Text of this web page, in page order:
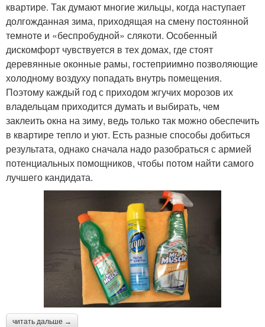
квартире. Так думают многие жильцы, когда наступает
долгожданная зима, приходящая на смену постоянной
темноте и «беспробудной» слякоти. Особенный
дискомфорт чувствуется в тех домах, где стоят
деревянные оконные рамы, гостеприимно позволяющие
холодному воздуху попадать внутрь помещения.
Поэтому каждый год с приходом жгучих морозов их
владельцам приходится думать и выбирать, чем
заклеить окна на зиму, ведь только так можно обеспечить
в квартире тепло и уют. Есть разные способы добиться
результата, однако сначала надо разобраться с армией
потенциальных помощников, чтобы потом найти самого
лучшего кандидата.
читать дальше →